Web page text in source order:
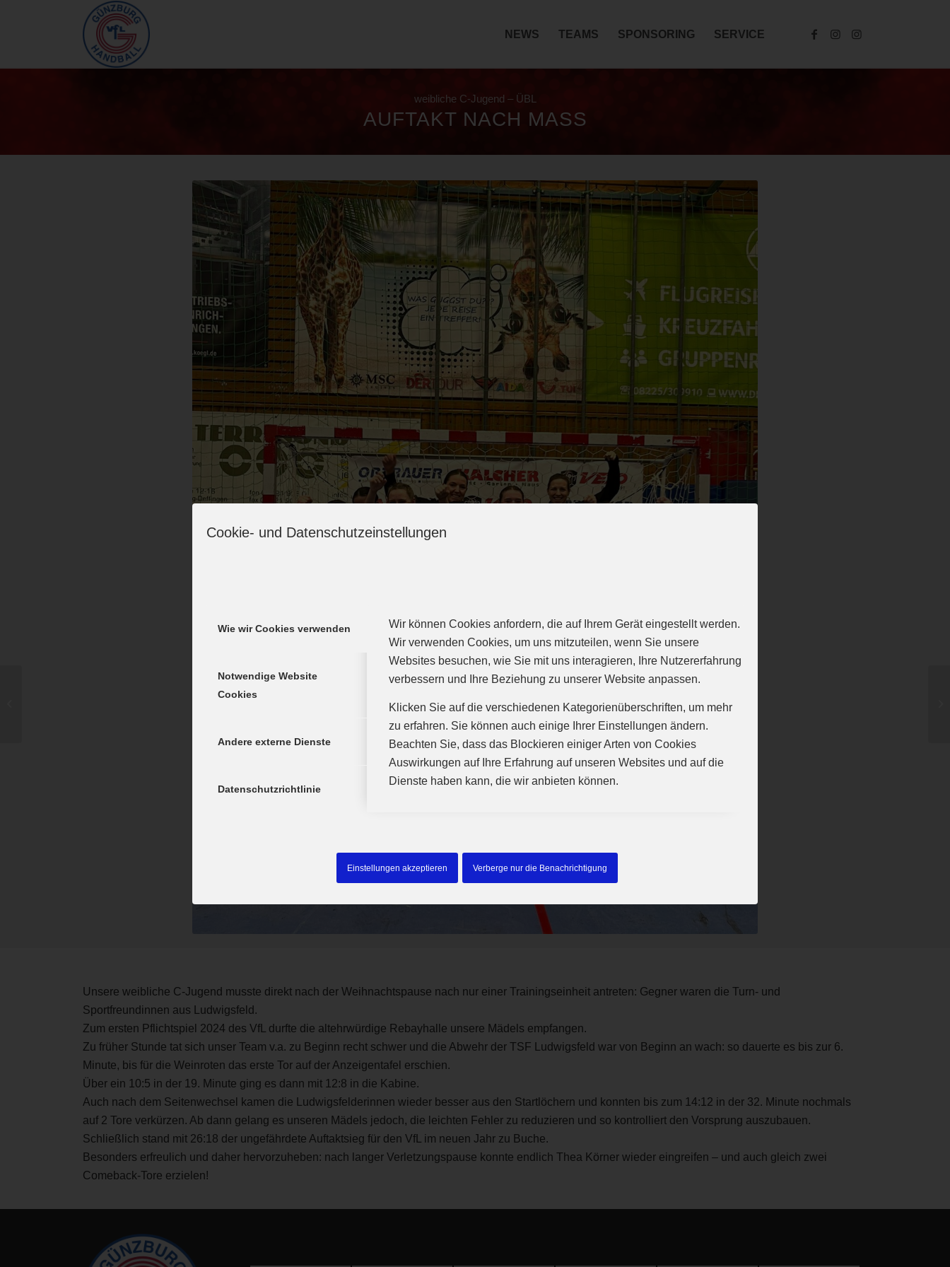
Cookie- und Datenschutzeinstellungen
Wie wir Cookies verwenden
Notwendige Website
Cookies
Andere externe Dienste
Datenschutzrichtlinie
Wir können Cookies anfordern, die auf Ihrem Gerät eingestellt werden.
Wir verwenden Cookies, um uns mitzuteilen, wenn Sie unsere
Websites besuchen, wie Sie mit uns interagieren, Ihre Nutzererfahrung
verbessern und Ihre Beziehung zu unserer Website anpassen.
Klicken Sie auf die verschiedenen Kategorienüberschriften, um mehr
zu erfahren. Sie können auch einige Ihrer Einstellungen ändern.
Beachten Sie, dass das Blockieren einiger Arten von Cookies
Auswirkungen auf Ihre Erfahrung auf unseren Websites und auf die
Dienste haben kann, die wir anbieten können.
Einstellungen akzeptieren Verberge nur die Benachrichtigung
NEWS TEAMS SPONSORING SERVICE
weibliche C-Jugend – ÜBL
AUFTAKT NACH MASS
Unsere weibliche C-Jugend musste direkt nach der Weihnachtspause nach nur einer Trainingseinheit antreten: Gegner waren die Turn- und
Sportfreundinnen aus Ludwigsfeld.
Zum ersten Pflichtspiel 2024 des VfL durfte die altehrwürdige Rebayhalle unsere Mädels empfangen.
Zu früher Stunde tat sich unser Team v.a. zu Beginn recht schwer und die Abwehr der TSF Ludwigsfeld war von Beginn an wach: so dauerte es bis zur 6.
Minute, bis für die Weinroten das erste Tor auf der Anzeigentafel erschien.
Über ein 10:5 in der 19. Minute ging es dann mit 12:8 in die Kabine.
Auch nach dem Seitenwechsel kamen die Ludwigsfelderinnen wieder besser aus den Startlöchern und konnten bis zum 14:12 in der 32. Minute nochmals
auf 2 Tore verkürzen. Ab dann gelang es unseren Mädels jedoch, die leichten Fehler zu reduzieren und so kontrolliert den Vorsprung auszubauen.
Schließlich stand mit 26:18 der ungefährdete Auftaktsieg für den VfL im neuen Jahr zu Buche.
Besonders erfreulich und daher hervorzuheben: nach langer Verletzungspause konnte endlich Thea Körner wieder eingreifen – und auch gleich zwei
Comeback-Tore erzielen!